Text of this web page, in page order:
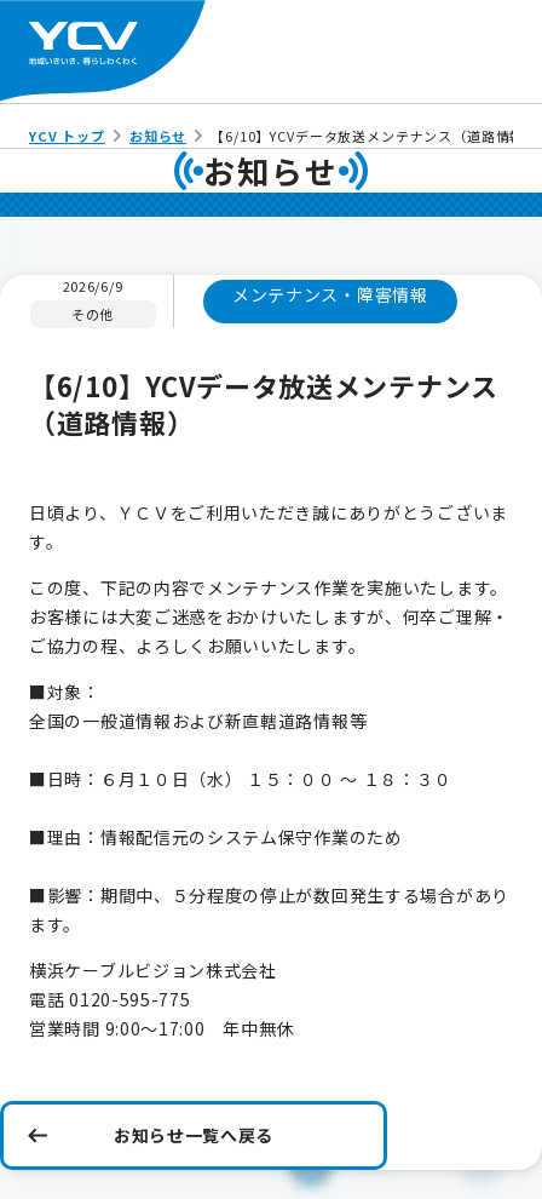
YCV トップ お知らせ 【6/10】YCVデータ放送メンテナンス（道路情報）
お知らせ
2026/6/9
その他
メンテナンス・障害情報
【6/10】YCVデータ放送メンテナンス
（道路情報）
日頃より、ＹＣＶをご利用いただき誠にありがとうございま
す。
この度、下記の内容でメンテナンス作業を実施いたします。
お客様には大変ご迷惑をおかけいたしますが、何卒ご理解・
ご協力の程、よろしくお願いいたします。
■対象：
全国の一般道情報および新直轄道路情報等
■日時：６月１０日（水） １５：００ ～ １８：３０
■理由：情報配信元のシステム保守作業のため
■影響：期間中、５分程度の停止が数回発生する場合があり
ます。
横浜ケーブルビジョン株式会社
電話 0120-595-775
営業時間 9:00～17:00 年中無休
お知らせ一覧へ戻る